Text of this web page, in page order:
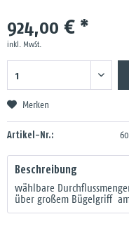
924,00 € *
inkl. MwSt.
Merken
Artikel-Nr.:
Beschreibung
wählbare
über großem Bügelgriff